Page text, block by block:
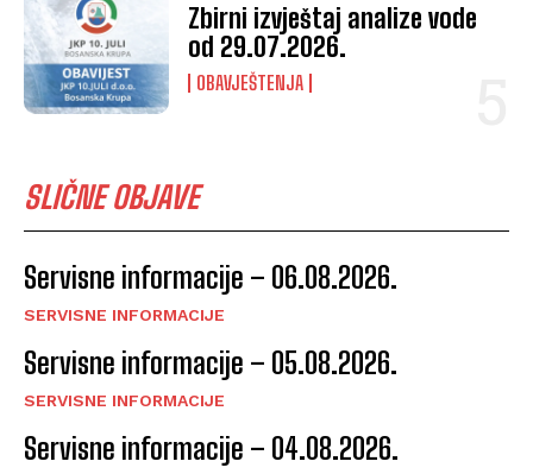
Zbirni izvještaj analize vode
od 29.07.2026.
OBAVJEŠTENJA
SLIČNE OBJAVE
Servisne informacije – 06.08.2026.
SERVISNE INFORMACIJE
Servisne informacije – 05.08.2026.
SERVISNE INFORMACIJE
Servisne informacije – 04.08.2026.